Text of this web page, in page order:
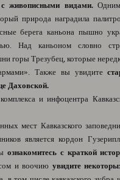
с живописными видами.Одним
природа наградила
берега каньона пышно
Над каньоном словно
горы Трезубец, которые
Также вы увидите
Даховской.
и инфоцентра
мест Кавказского
является кордон
ознакомитесь с краткой
и воочию увидите